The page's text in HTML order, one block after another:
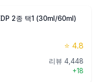
2종 택1 (30ml/60ml)
⭐ 4.8
리뷰 4,448
+18